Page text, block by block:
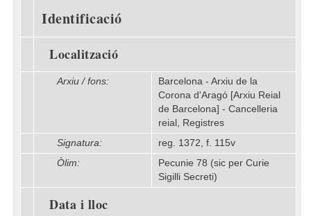
Identificació
Localització
Arxiu / fons:
Barcelona - Arxiu de la
Corona d'Aragó [Arxiu Reial
de Barcelona] - Cancelleria
reial, Registres
Signatura:
reg. 1372, f. 115v
Òlim:
Pecunie 78 (sic per Curie
Sigilli Secreti)
Data i lloc